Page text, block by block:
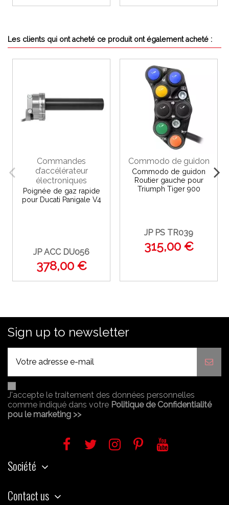
Les clients qui ont acheté ce produit ont également acheté :
Commandes
d’accélérateur
électroniques
Poignée de gaz rapide
pour Ducati Panigale V4
JP ACC DU056
378,00 €
Commodo de guidon
Commodo de guidon
Routier gauche pour
Triumph Tiger 900
JP PS TR039
315,00 €
Sign up to newsletter
J'accepte le traitement des données personnelles
comme indiqué dans votre Politique de Confidentialité
pou le marketing >>
Société
Contact us